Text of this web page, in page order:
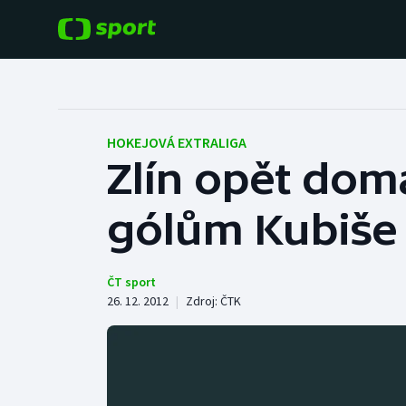
Hokej
Tenis
Cyklistika
Baseball a softbal
Basketbal
Boby a skeleton
HOKEJOVÁ EXTRALIGA
Zlín opět
gólům
ČT sport
26. 12. 2012 | Zdroj: ČTK